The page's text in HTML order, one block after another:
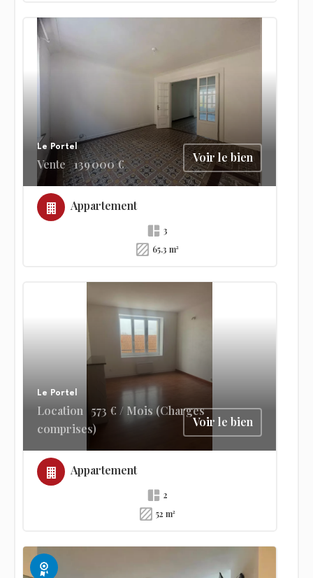
Le Portel
Vente 139 000 € Voir le bien
Appartement
3
65.3 m²
Le Portel
Location
573 € / Mois (Charges
comprises)
Voir le bien
Appartement
2
52 m²